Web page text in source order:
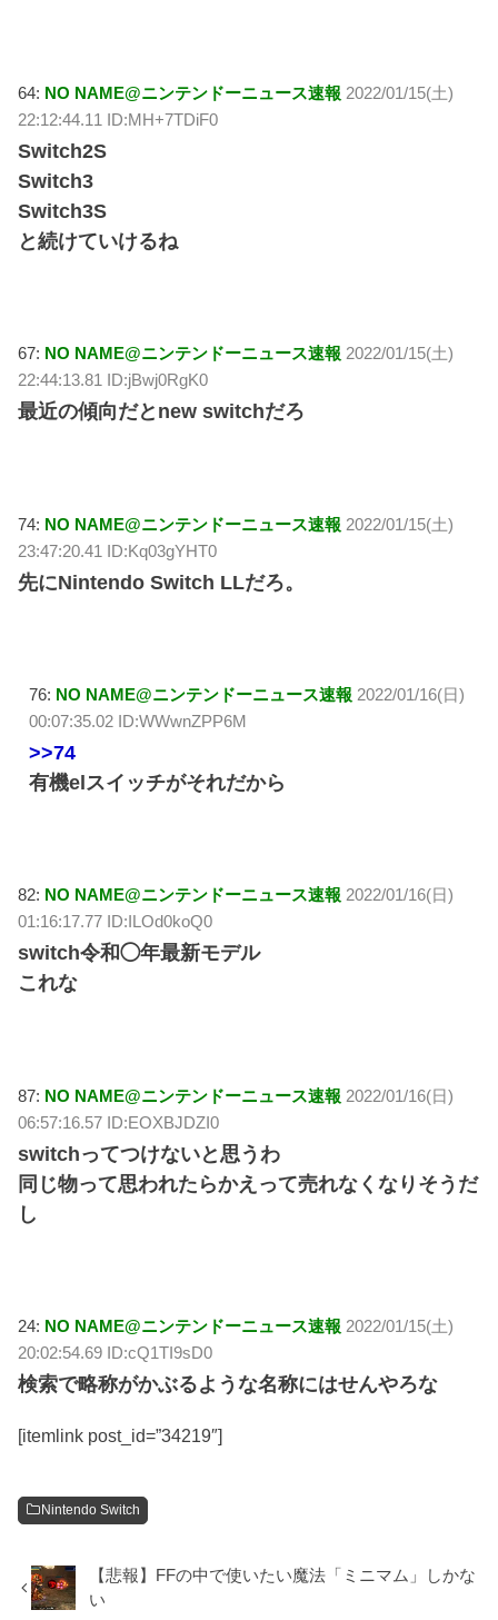
64: NO NAME@ニンテンドーニュース速報 2022/01/15(土)
22:12:44.11 ID:MH+7TDiF0
Switch2S
Switch3
Switch3S
と続けていけるね
67: NO NAME@ニンテンドーニュース速報 2022/01/15(土)
22:44:13.81 ID:jBwj0RgK0
最近の傾向だとnew switchだろ
74: NO NAME@ニンテンドーニュース速報 2022/01/15(土)
23:47:20.41 ID:Kq03gYHT0
先にNintendo Switch LLだろ。
76: NO NAME@ニンテンドーニュース速報 2022/01/16(日)
00:07:35.02 ID:WWwnZPP6M
>>74
有機elスイッチがそれだから
82: NO NAME@ニンテンドーニュース速報 2022/01/16(日)
01:16:17.77 ID:ILOd0koQ0
switch令和◯年最新モデル
これな
87: NO NAME@ニンテンドーニュース速報 2022/01/16(日)
06:57:16.57 ID:EOXBJDZI0
switchってつけないと思うわ
同じ物って思われたらかえって売れなくなりそうだ
し
24: NO NAME@ニンテンドーニュース速報 2022/01/15(土)
20:02:54.69 ID:cQ1TI9sD0
検索で略称がかぶるような名称にはせんやろな
[itemlink post_id=”34219″]
Nintendo Switch
【悲報】FFの中で使いたい魔法「ミニマム」しかな
い